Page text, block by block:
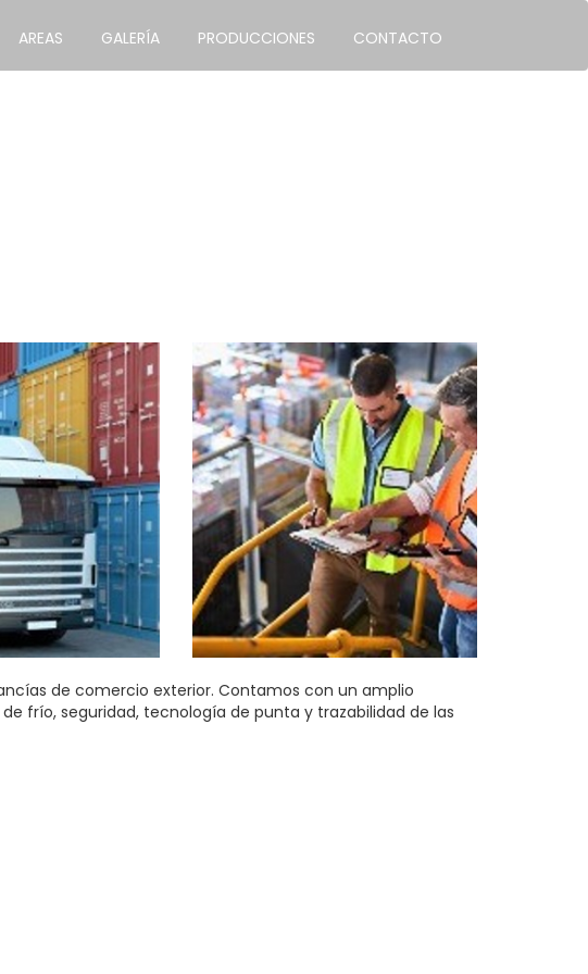
AREAS GALERÍA PRODUCCIONES CONTACTO
de comercio exterior. Contamos con un amplio
frío, seguridad, tecnología de punta y trazabilidad de las